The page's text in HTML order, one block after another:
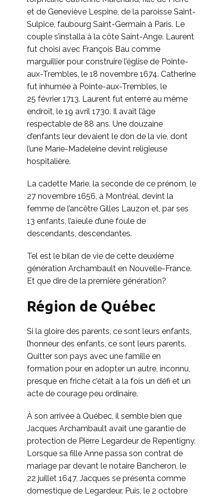
et de Geneviève Lespine, de la paroisse Saint-
Sulpice, faubourg Saint-Germain à Paris. Le
couple s’installa à la côte Saint-Ange. Laurent
fut choisi avec François Bau comme
marguillier pour construire l’église de Pointe-
aux-Trembles, le 18 novembre 1674. Catherine
fut inhumée à Pointe-aux-Trembles, le
25 février 1713. Laurent fut enterré au même
endroit, le 19 avril 1730. Il avait l’âge
respectable de 88 ans. Une douzaine
d’enfants leur devaient le don de la vie, dont
l’une Marie-Madeleine devint religieuse
hospitalière.
La cadette Marie, la seconde de ce prénom, le
27 novembre 1656, à Montréal, devint la
femme de l’ancêtre Gilles Lauzon et, par ses
13 enfants, l’aïeule d’une foule de
descendants, descendantes.
Tel est le bilan de vie de cette deuxième
génération Archambault en Nouvelle-France.
Et que dire de la première génération?
Région de Québec
Si la gloire des parents, ce sont leurs enfants,
l’honneur des enfants, ce sont leurs parents.
Quitter son pays avec une famille en
formation pour en adopter un autre, inconnu,
presque en friche c’était à la fois un défi et un
acte de courage peu ordinaire.
À son arrivée à Québec, il semble bien que
Jacques Archambault avait une garantie de
protection de Pierre Legardeur de Repentigny.
Lorsque sa fille Anne passa son contrat de
mariage par devant le notaire Bancheron, le
22 juillet 1647, Jacques se présenta comme
domestique de Legardeur. Puis, le 2 octobre